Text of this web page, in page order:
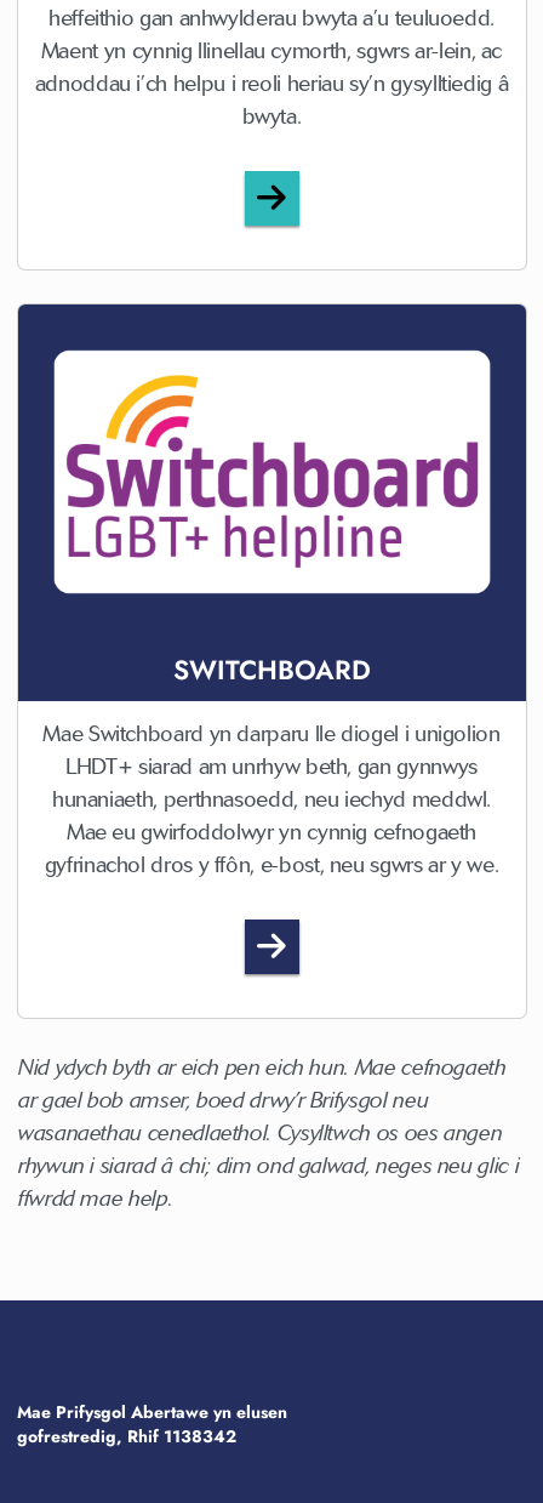
heffeithio gan anhwylderau bwyta a’u teuluoedd.
Maent yn cynnig llinellau cymorth, sgwrs ar-lein, ac
adnoddau i’ch helpu i reoli heriau sy’n gysylltiedig â
bwyta.
Beat
SWITCHBOARD
Mae Switchboard yn darparu lle diogel i unigolion
LHDT+ siarad am unrhyw beth, gan gynnwys
hunaniaeth, perthnasoedd, neu iechyd meddwl.
Mae eu gwirfoddolwyr yn cynnig cefnogaeth
gyfrinachol dros y ffôn, e-bost, neu sgwrs ar y we.
Switchboard
Nid ydych byth ar eich pen eich hun. Mae cefnogaeth
ar gael bob amser, boed drwy’r Brifysgol neu
wasanaethau cenedlaethol. Cysylltwch os oes angen
rhywun i siarad â chi; dim ond galwad, neges neu glic i
ffwrdd mae help.
Mae Prifysgol Abertawe yn elusen
gofrestredig, Rhif 1138342